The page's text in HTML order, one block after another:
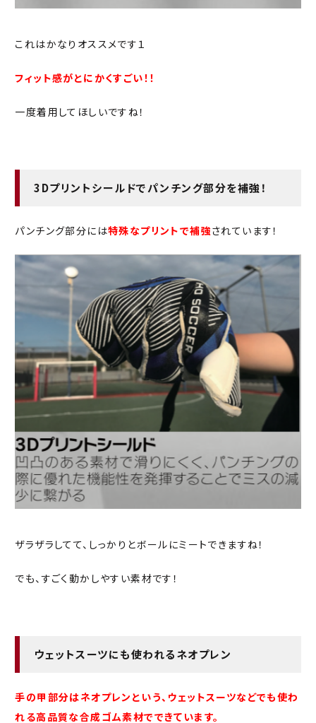
これはかなりオススメです１
フィット感がとにかくすごい！！
一度着用してほしいですね！
3Dプリントシールドでパンチング部分を補強！
パンチング部分には特殊なプリントで補強されています！
ザラザラしてて、しっかりとボールにミートできますね！
でも、すごく動かしやすい素材です！
ウェットスーツにも使われるネオプレン
手の甲部分はネオプレンという、ウェットスーツなどでも使わ
れる高品質な合成ゴム素材でできています。